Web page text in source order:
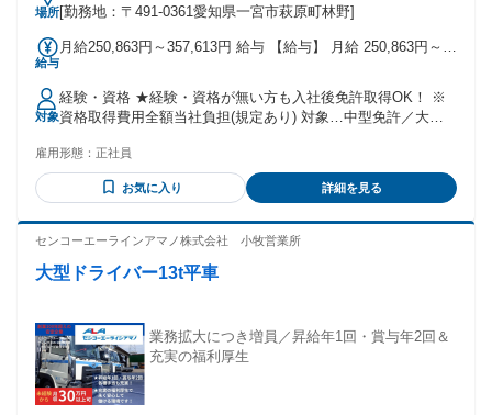
場所[勤務地：〒491-0361愛知県一宮市萩原町林野]
給与
月給250,863円～357,613円 給与 【給与】 月給 250,863円～
44,063円～62,813円 ※時間外労働の有無にかかわらず固定残
業代として支給。 30時間を超える時間外労働は追加で支給し
ます。 その他手当 ・評価基準に準じた「配送品質手当」を時
給に付加します。 ★特別手当(最大30,000円/半期) ドライバー
なく、半期ごとにまとめて支給されるため、まとまった収入
アップが可能です。 日々の頑張りがしっかり評価され、収入
として還元される仕組みです！ 【収入例】 入社1年目 55歳:年
収480万円(月390,000円＋特別手当年2回) 入社5年目 56歳:年収
560万円(月460,000円＋特別手当年2回) ・経験や年齢を考慮し
てコースを決めていきます！ ・入社後の研修期間…時給1,140
深夜帯の勤務になった場合、割増分25％をお支払いします。
【交通費】 上限月30,000円支給
対象
経験・資格 ★経験・資格が無い方も入社後免許取得OK！ ※
資格取得費用全額当社負担(規定あり) 対象…中型免許／大型
め、労働基準法による) ・中型自動車免許 ・準中型自動車免
許 ・フォークリフト免許 をお持ちの方優遇いたします！
★2007年6月1日以前に普通免許取得 された方は3t・4tトラッ
語能力試験N2程度の日本語を理解できる方。
雇用形態： 正社員
お気に入り 詳細を見る
センコーエーラインアマノ株式会社 小牧営業所
大型ドライバー13t平車
業務拡大につき増員／昇給年1回・賞与年2回＆
充実の福利厚生